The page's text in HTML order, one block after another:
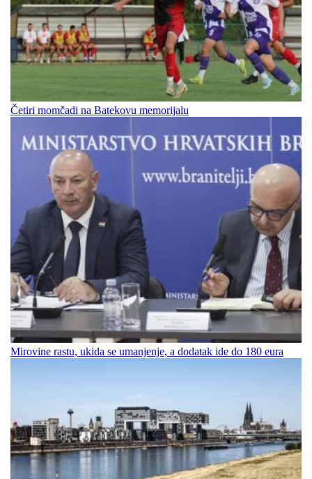
Četiri momčadi na Batekovu memorijalu
Mirovine rastu, ukida se umanjenje, a dodatak ide do 180 eura